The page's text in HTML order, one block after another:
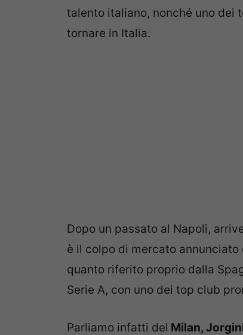
talento italiano, nonché uno dei
tornare in Italia.
Dopo un passato al Napoli,
è il colpo di mercato annunciato
quanto riferito proprio dalla
Serie A, con uno dei top club
Parliamo infatti del Milan,